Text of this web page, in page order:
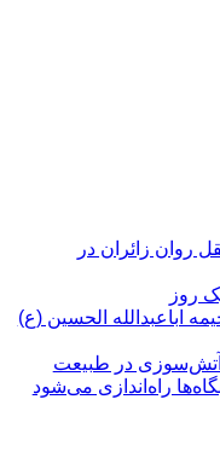
روان زائران در
اباعبدالله الحسین (ع)
در طبیعت
راه‌اندازی می‌شود